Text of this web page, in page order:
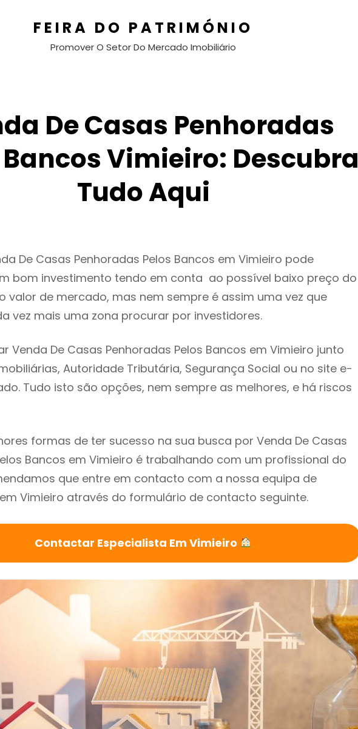
FEIRA DO PATRIMÓNIO
Promover O Setor Do Mercado Imobiliário
De Casas Penhoradas
Bancos Vimieiro: Descubra
Tudo Aqui
De Casas Penhoradas Pelos Bancos em Vimieiro pode
bom investimento tendo em conta ao possível baixo preço do
valor de mercado, mas nem sempre é assim uma vez que
vez mais uma zona procurar por investidores.
Venda De Casas Penhoradas Pelos Bancos em Vimieiro junto
Autoridade Tributária, Segurança Social ou no site e-
Tudo isto são opções, nem sempre as melhores, e há riscos
formas de ter sucesso na sua busca por Venda De Casas
Bancos em Vimieiro é trabalhando com um profissional do
que entre em contacto com a nossa equipa de
Vimieiro através do formulário de contacto seguinte.
Contactar Especialista Em Vimieiro